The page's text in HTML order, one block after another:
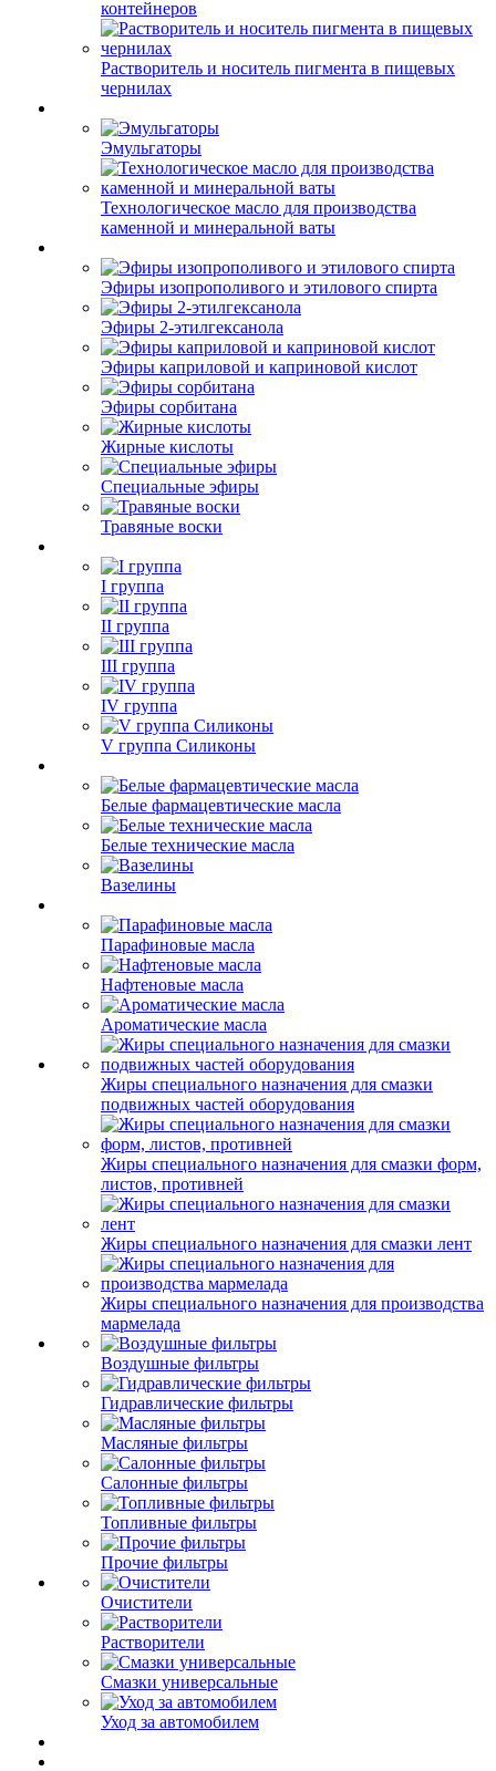
контейнеров
Растворитель и носитель пигмента в пищевых
чернилах
Эмульгаторы
Технологическое масло для производства
каменной и минеральной ваты
Эфиры изопрополивого и этилового спирта
Эфиры 2-этилгексанола
Эфиры каприловой и каприновой кислот
Эфиры сорбитана
Жирные кислоты
Специальные эфиры
Травяные воски
I группа
II группа
III группа
IV группа
V группа Силиконы
Белые фармацевтические масла
Белые технические масла
Вазелины
Парафиновые масла
Нафтеновые масла
Ароматические масла
Жиры специального назначения для смазки
подвижных частей оборудования
Жиры специального назначения для смазки форм,
листов, противней
Жиры специального назначения для смазки лент
Жиры специального назначения для производства
мармелада
Воздушные фильтры
Гидравлические фильтры
Масляные фильтры
Салонные фильтры
Топливные фильтры
Прочие фильтры
Очистители
Растворители
Смазки универсальные
Уход за автомобилем